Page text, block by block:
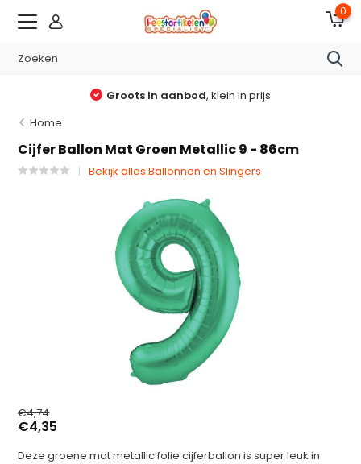
0
Groots in aanbod, klein in prijs
Home
Cijfer Ballon Mat Groen Metallic 9 - 86cm
Bekijk alles Ballonnen en Slingers
€4,74
€4,35
Deze groene mat metallic folie cijferballon is super leuk in